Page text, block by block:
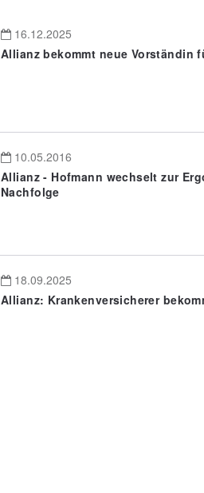
16.12.2025
Allianz bekommt neue Vorständin
10.05.2016
Allianz - Hofmann wechselt zur
Nachfolge
18.09.2025
Allianz: Krankenversicherer